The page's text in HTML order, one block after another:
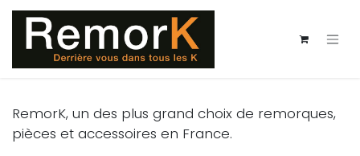
Se rendre au contenu
RemorK, un des plus grand choix de remorques,
pièces et accessoires en France.